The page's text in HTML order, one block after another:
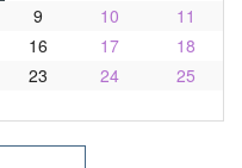
9 10
11
16 17
18
23 24
25